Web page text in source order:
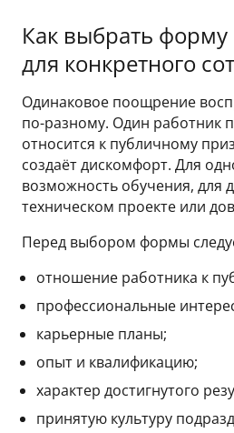
Как выбрать
для конкретного
Одинаковое поощрение
по-разному. Один работник
относится к публичному
создаёт дискомфорт. Для
возможность обучения, для
техническом проекте или
Перед выбором формы
отношение работника к
профессиональные
карьерные планы;
опыт и квалификацию;
характер достигнутого
принятую культуру